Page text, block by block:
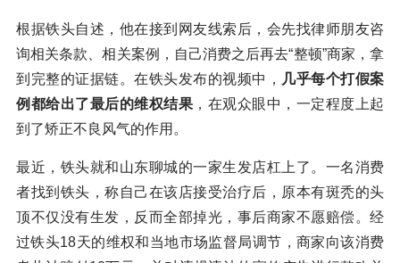
根据铁头自述，他在接到网友线索后，会先找律师朋友咨
询相关条款、相关案例，自己消费之后再去“整顿”商家，拿
到完整的证据链。在铁头发布的视频中， 几乎每个打假案
例都给出了最后的维权结果 ，在观众眼中，一定程度上起
到了矫正不良风气的作用。
最近，铁头就和山东聊城的一家生发店杠上了。一名消费
者找到铁头，称自己在该店接受治疗后，原本有斑秃的头
顶不仅没有生发，反而全部掉光，事后商家不愿赔偿。经
过铁头18天的维权和当地市场监督局调节，商家向该消费